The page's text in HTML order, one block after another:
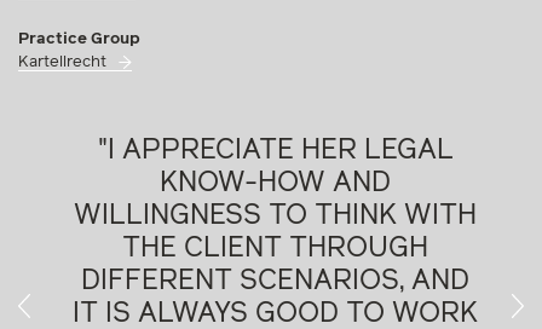
Practice Group
Kartellrecht
"I APPRECIATE HER LEGAL
KNOW-HOW AND
WILLINGNESS TO THINK WITH
THE CLIENT THROUGH
DIFFERENT SCENARIOS, AND
IT IS ALWAYS GOOD TO WORK